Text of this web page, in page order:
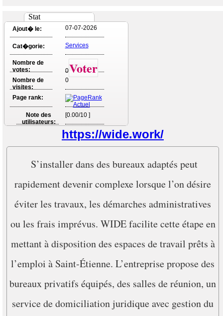
Stat
Ajout� le: 07-07-2026
Cat�gorie: Services
Nombre de
votes:
0Voter
Nombre de
visites:
0
Page rank:
Note des
utilisateurs:
[0.00/10 ]
https://wide.work/
S’installer dans des bureaux adaptés peut
rapidement devenir complexe lorsque l’on désire
éviter les travaux, les démarches administratives
ou les frais imprévus. WIDE facilite cette étape en
mettant à disposition des espaces de travail prêts à
l’emploi à Saint-Étienne. L’entreprise propose des
bureaux privatifs équipés, des salles de réunion, un
service de domiciliation juridique avec gestion du